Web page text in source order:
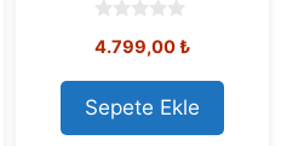
o
t
o
f
5
4.799,00₺
Sepete Ekle